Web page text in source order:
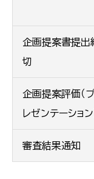
企画提案書提出
切
企画提案評価（
レゼンテーション
審査結果通知